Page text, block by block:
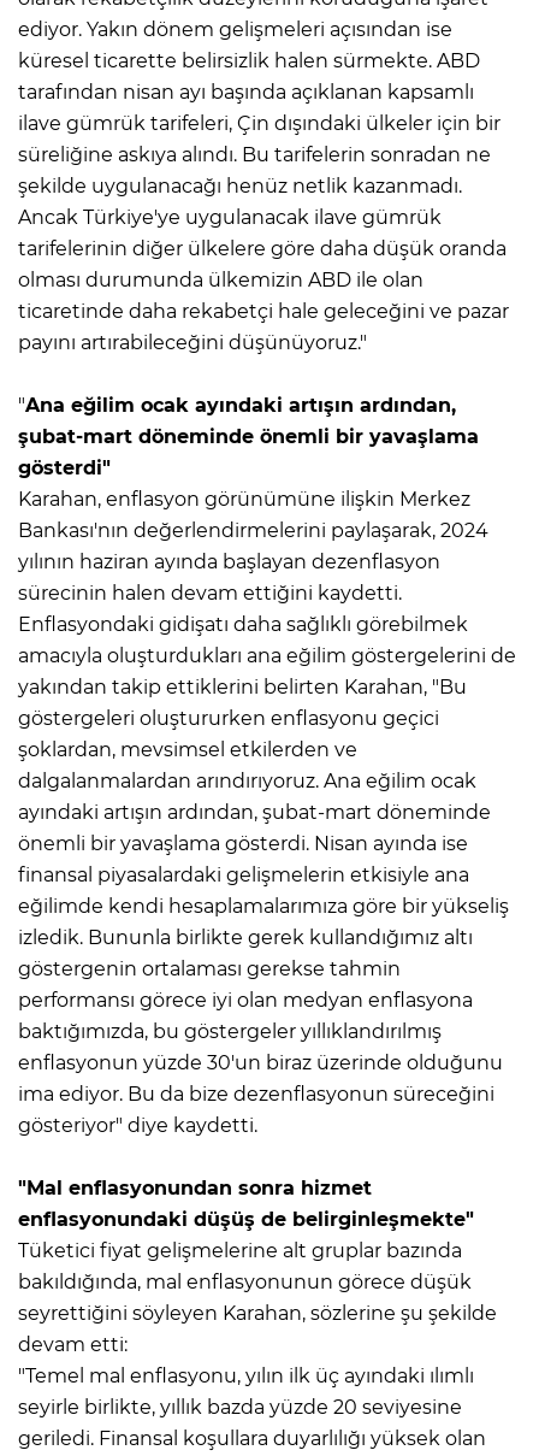
ediyor. Yakın dönem gelişmeleri açısından ise
küresel ticarette belirsizlik halen sürmekte. ABD
tarafından nisan ayı başında açıklanan kapsamlı
ilave gümrük tarifeleri, Çin dışındaki ülkeler için bir
süreliğine askıya alındı. Bu tarifelerin sonradan ne
şekilde uygulanacağı henüz netlik kazanmadı.
Ancak Türkiye'ye uygulanacak ilave gümrük
tarifelerinin diğer ülkelere göre daha düşük oranda
olması durumunda ülkemizin ABD ile olan
ticaretinde daha rekabetçi hale geleceğini ve pazar
payını artırabileceğini düşünüyoruz."
"Ana eğilim ocak ayındaki artışın ardından,
şubat-mart döneminde önemli bir yavaşlama
gösterdi"
Karahan, enflasyon görünümüne ilişkin Merkez
Bankası'nın değerlendirmelerini paylaşarak, 2024
yılının haziran ayında başlayan dezenflasyon
sürecinin halen devam ettiğini kaydetti.
Enflasyondaki gidişatı daha sağlıklı görebilmek
amacıyla oluşturdukları ana eğilim göstergelerini de
yakından takip ettiklerini belirten Karahan, "Bu
göstergeleri oluştururken enflasyonu geçici
şoklardan, mevsimsel etkilerden ve
dalgalanmalardan arındırıyoruz. Ana eğilim ocak
ayındaki artışın ardından, şubat-mart döneminde
önemli bir yavaşlama gösterdi. Nisan ayında ise
finansal piyasalardaki gelişmelerin etkisiyle ana
eğilimde kendi hesaplamalarımıza göre bir yükseliş
izledik. Bununla birlikte gerek kullandığımız altı
göstergenin ortalaması gerekse tahmin
performansı görece iyi olan medyan enflasyona
baktığımızda, bu göstergeler yıllıklandırılmış
enflasyonun yüzde 30'un biraz üzerinde olduğunu
ima ediyor. Bu da bize dezenflasyonun süreceğini
gösteriyor" diye kaydetti.
"Mal enflasyonundan sonra hizmet
enflasyonundaki düşüş de belirginleşmekte"
Tüketici fiyat gelişmelerine alt gruplar bazında
bakıldığında, mal enflasyonunun görece düşük
seyrettiğini söyleyen Karahan, sözlerine şu şekilde
devam etti:
"Temel mal enflasyonu, yılın ilk üç ayındaki ılımlı
seyirle birlikte, yıllık bazda yüzde 20 seviyesine
geriledi. Finansal koşullara duyarlılığı yüksek olan